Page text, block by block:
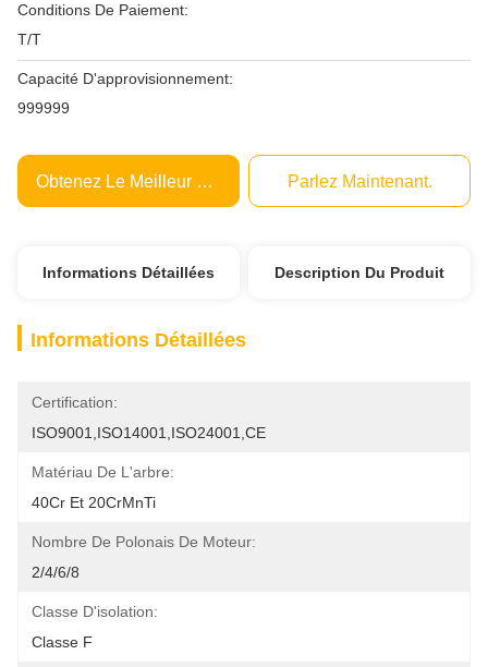
Conditions De Paiement:
T/T
Capacité D'approvisionnement:
999999
Obtenez Le Meilleur Prix Parlez Maintenant.
Informations Détaillées Description Du Produit
Informations Détaillées
Certification:
ISO9001,ISO14001,ISO24001,CE
Matériau De L'arbre:
40Cr Et 20CrMnTi
Nombre De Polonais De Moteur:
2/4/6/8
Classe D'isolation:
Classe F